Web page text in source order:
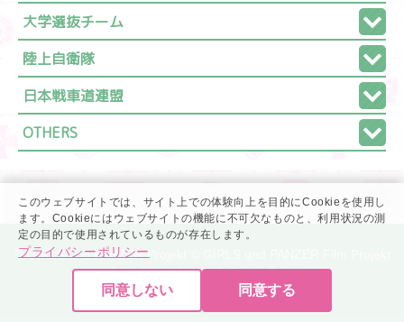
このウェブサイトでは、サイト上での体験向上を目的にCookieを使用し
ます。Cookieにはウェブサイトの機能に不可欠なものと、利用状況の測
定の目的で使用されているものが存在します。
プライバシーポリシー
同意しない 同意する
大学選抜チーム
陸上自衛隊
日本戦車道連盟
OTHERS
© GIRLS und PANZER Projekt © GIRLS und PANZER Film Projekt
© GIRLS und PANZER Finale Projekt
プライバシーポリシー